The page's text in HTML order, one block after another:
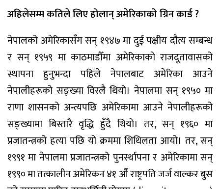
अहिलेसम्म कतिले लिए होलान् अमेरिकाको ग्रिन कार्ड ?
नेपालको अमेरिकासँग सन् १९४७ मा दुई पक्षीय दौत्य सम्बन्ध
र सन् १९५९ मा काठमाडौँमा अमेरिकाको राजदूतावासको
स्थापना हुनुभन्दा पहिले नेपालबाट अमेरिका आउने
नेपालीहरूको सङ्ख्या विरलै थियो। नेपालमा सन् १९५० मा
राणा शासनको अन्त्यपछि अमेरिकामा आउने नेपालीहरूको
सङ्ख्यामा बिस्तारै वृद्धि हुँदै थियो। तर, सन् १९६० मा
प्रजातन्त्रको हत्या पछि यो क्रममा शिथिलता आयो। तर, सन्
१९९१ मा नेपालमा प्रजातन्त्रको पुनर्स्थापना र अमेरिकामा सन्
१९९० मा तत्कालीन अमेरिकन ४१ औँ राष्ट्रपति जर्ज वाल्कर बुस